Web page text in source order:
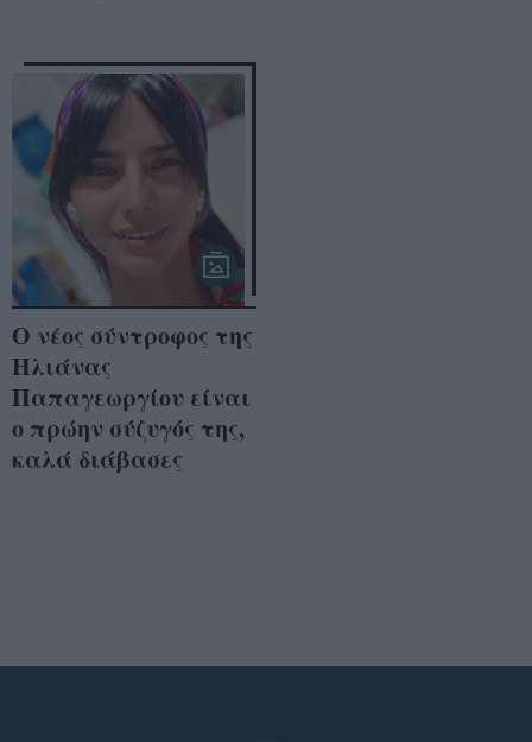
Ο νέος σύντροφος της
Ηλιάνας
Παπαγεωργίου είναι
ο πρώην σύζυγός της,
καλά διάβασες